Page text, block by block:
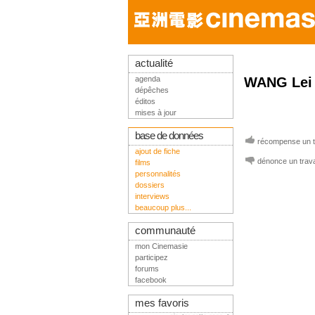
WANG Lei
récompense un
dénonce un
actualité
agenda
dépêches
éditos
mises à jour
base de données
ajout de fiche
films
personnalités
dossiers
interviews
beaucoup plus...
communauté
mon Cinemasie
participez
forums
facebook
mes favoris